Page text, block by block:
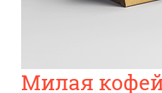
Милая